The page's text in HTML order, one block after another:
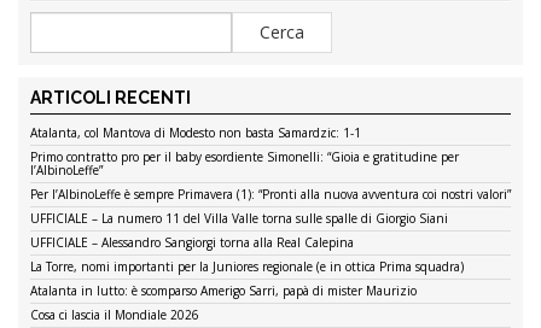
ARTICOLI RECENTI
Atalanta, col Mantova di Modesto non basta Samardzic: 1-1
Primo contratto pro per il baby esordiente Simonelli: “Gioia e gratitudine per
l’AlbinoLeffe”
Per l’AlbinoLeffe è sempre Primavera (1): “Pronti alla nuova avventura coi nostri valori”
UFFICIALE – La numero 11 del Villa Valle torna sulle spalle di Giorgio Siani
UFFICIALE – Alessandro Sangiorgi torna alla Real Calepina
La Torre, nomi importanti per la Juniores regionale (e in ottica Prima squadra)
Atalanta in lutto: è scomparso Amerigo Sarri, papà di mister Maurizio
Cosa ci lascia il Mondiale 2026